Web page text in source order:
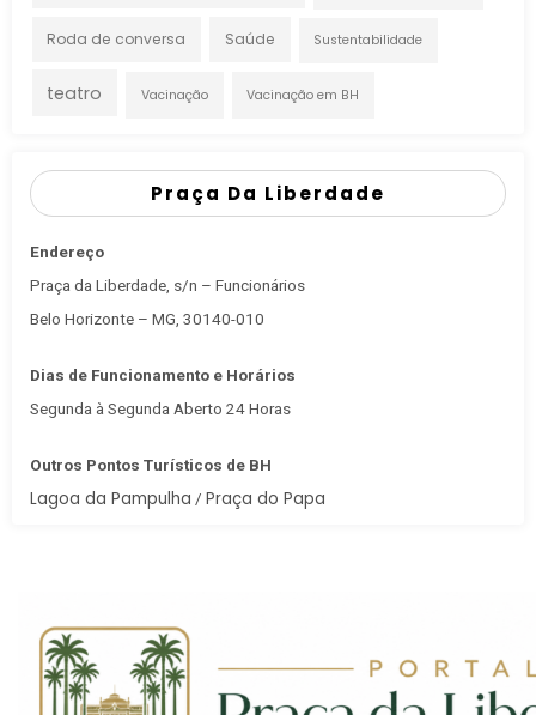
Roda de conversa Saúde Sustentabilidade
teatro Vacinação Vacinação em BH
Praça Da Liberdade
Endereço
Praça da Liberdade, s/n – Funcionários
Belo Horizonte – MG, 30140-010
Dias de Funcionamento e Horários
Segunda à Segunda Aberto 24 Horas
Outros Pontos Turísticos de BH
Lagoa da Pampulha / Praça do Papa